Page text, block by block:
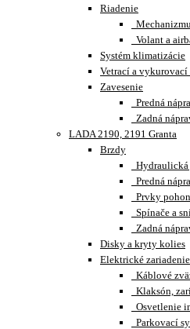
Riadenie
Volant a
Systém klimatizácie
Vetrací a vykurovací
Zavesenie
Predná
Zadná
LADA 2190, 2191 Granta
Brzdy
Hydraulická
Predná
Prvky
Spínače a
Zadná
Disky a kryty kolies
Elektrické zariadenie
Káblové
Klaksón,
Osvetlenie
Parkovací